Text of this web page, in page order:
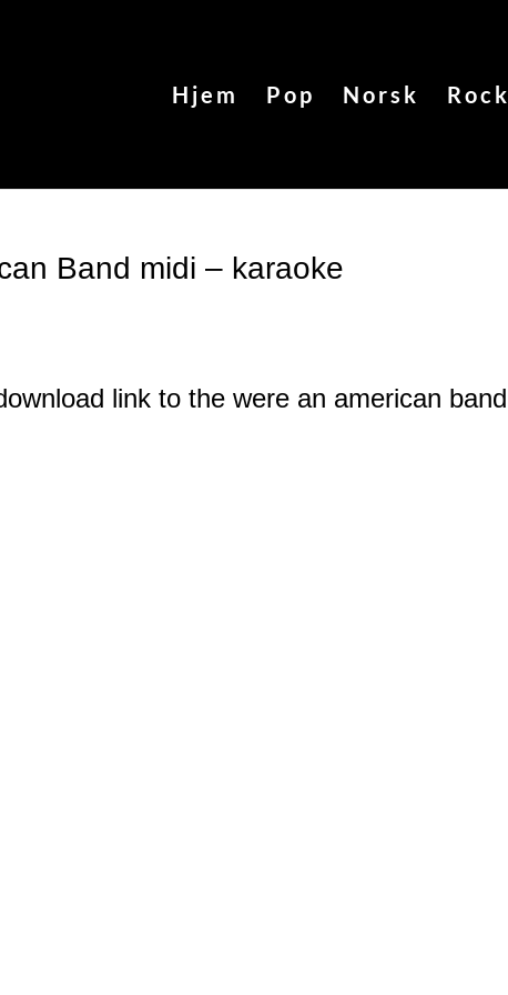
Hjem Pop Norsk Rock
Band midi – karaoke
link to the were an american band